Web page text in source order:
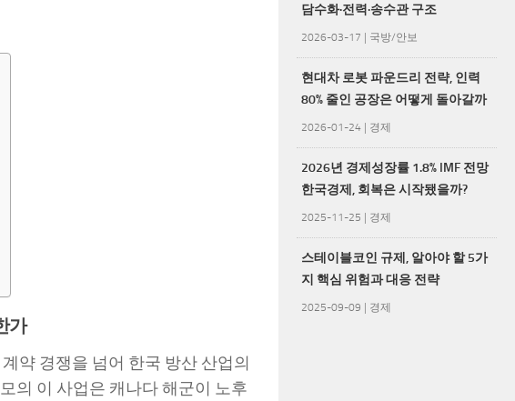
가
약 경쟁을 넘어 한국 방산 산업의
의 이 사업은 캐나다 해군이 노후
담수화·전력·송수관 구조
2026-03-17 | 국방/안보
현대차 로봇 파운드리 전략, 인력
80% 줄인 공장은 어떻게 돌아갈까
2026-01-24 | 경제
2026년 경제성장률 1.8% IMF 전망
한국경제, 회복은 시작됐을까?
2025-11-25 | 경제
스테이블코인 규제, 알아야 할 5가
지 핵심 위험과 대응 전략
2025-09-09 | 경제